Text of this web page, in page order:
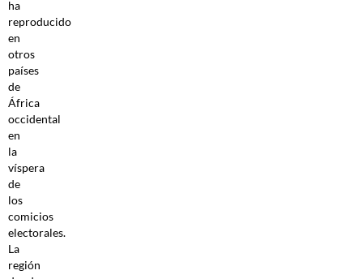
ha
reproducido
en
otros
países
de
África
occidental
en
la
víspera
de
los
comicios
electorales.
La
región